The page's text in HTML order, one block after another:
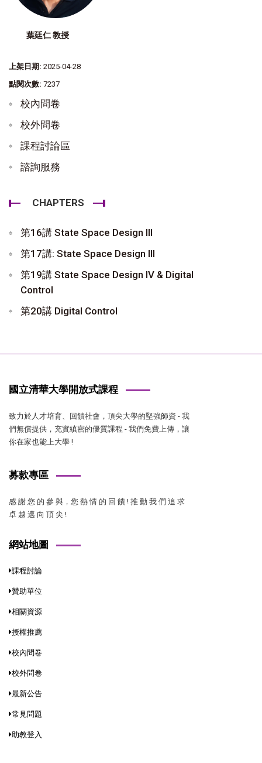
葉廷仁 教授
上架日期: 2025-04-28
點閱次數: 7237
校內問卷
校外問卷
課程討論區
諮詢服務
CHAPTERS
第16講 State Space Design III
第17講: State Space Design III
第19講 State Space Design IV & Digital
Control
第20講 Digital Control
國立清華大學開放式課程
致力於人才培育、回饋社會，頂尖大學的堅強師資 - 我
們無償提供，充實縝密的優質課程 - 我們免費上傳，讓
你在家也能上大學 !
募款專區
感 謝 您 的 參 與，您 熱 情 的 回 饋 ! 推 動 我 們 追 求
卓 越 邁 向 頂 尖 !
網站地圖
課程討論
贊助單位
相關資源
授權推薦
校內問卷
校外問卷
最新公告
常見問題
助教登入